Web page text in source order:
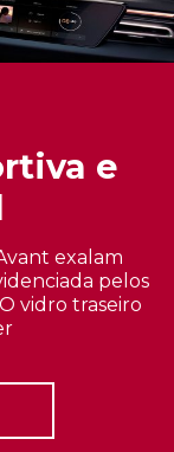
e
exalam
pelos
vidro traseiro